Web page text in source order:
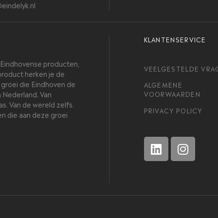
producten,
herken je de
die Eindhoven de
Van
Van de wereld zelfs.
die aan deze groei
KLANTENSERVICE
VEELGESTELDE
ALGEMENE
VOORWAARDEN
PRIVACY POLICY